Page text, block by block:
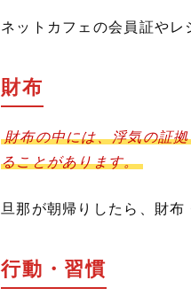
ネットカフェの会員証やレ
財布
財布の中には、浮気の証
ることがあります。
旦那が朝帰りしたら、財
行動・習慣